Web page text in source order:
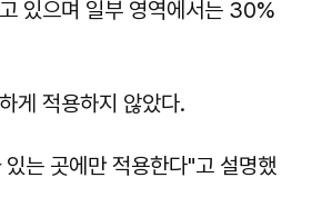
있으며 일부 영역에서는 30%
게 적용하지 않았다.
는 곳에만 적용한다"고 설명했